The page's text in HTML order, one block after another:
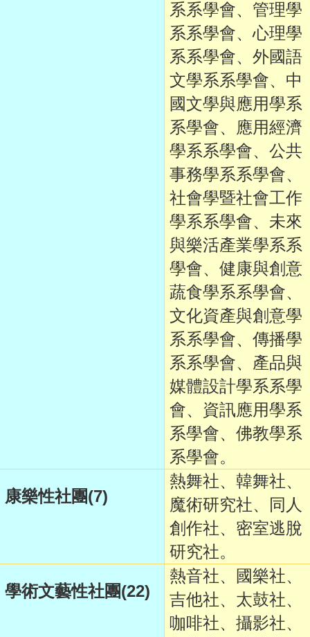
系系學會、管理學
系系學會、心理學
系系學會、外國語
文學系系學會、中
國文學與應用學系
系學會、應用經濟
學系系學會、公共
事務學系系學會、
社會學暨社會工作
學系系學會、未來
與樂活產業學系系
學會、健康與創意
蔬食學系系學會、
文化資產與創意學
系系學會、傳播學
系系學會、產品與
媒體設計學系系學
會、資訊應用學系
系學會、佛教學系
系學會。
康樂性社團(7)
熱舞社、韓舞社、
魔術研究社、同人
創作社、密室逃脫
研究社。
學術文藝性社團(22)
熱音社、國樂社、
吉他社、太鼓社、
咖啡社、攝影社、